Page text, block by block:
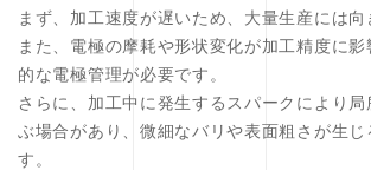
まず、加工速度が遅いため、大量生産には向
また、電極の摩耗や形状変化が加工精度に
的な電極管理が必要です。
さらに、加工中に発生するスパークにより局
ぶ場合があり、微細なバリや表面粗さが生じ
す。